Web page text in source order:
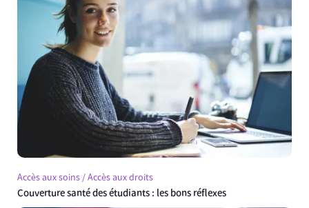
Accès aux soins / Accès aux droits
Couverture santé des étudiants : les bons réflexes